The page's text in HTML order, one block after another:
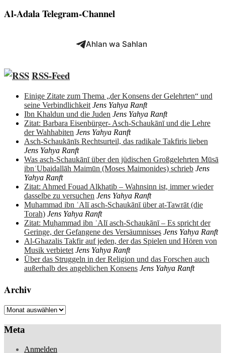
Al-Adala Telegram-Channel
Ahlan wa Sahlan
RSS-Feed
Einige Zitate zum Thema „der Konsens der Gelehrten“ und
seine Verbindlichkeit Jens Yahya Ranft
Ibn Khaldun und die Juden Jens Yahya Ranft
Zitat: Barbara Eisenbürger- Asch-Schaukānī und die Lehre
der Wahhabiten Jens Yahya Ranft
Asch-Schaukānīs Rechtsurteil, das radikale Takfiris lieben
Jens Yahya Ranft
Was asch-Schaukānī über den jüdischen Großgelehrten Mūsā
ibnʿUbaidallāh Maimūn (Moses Maimonides) schrieb Jens
Yahya Ranft
Zitat: Ahmed Fouad Alkhatib – Wahnsinn ist, immer wieder
dasselbe zu versuchen Jens Yahya Ranft
Muhammad ibn ʿAlī asch-Schaukānī über at-Tawrāt (die
Torah) Jens Yahya Ranft
Zitat: Muḥammad ibn ʿAlī asch-Schaukānī – Es spricht der
Geringe, der Gefangene des Versäumnisses Jens Yahya Ranft
Al-Ghazalis Takfir auf jeden, der das Spielen und Hören von
Musik verbietet Jens Yahya Ranft
Über das Struggeln in der Religion und das Forschen auch
außerhalb des angeblichen Konsens Jens Yahya Ranft
Archiv
Archiv
Meta
Anmelden